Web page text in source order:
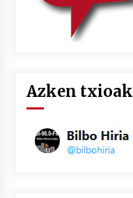
Azken txioak